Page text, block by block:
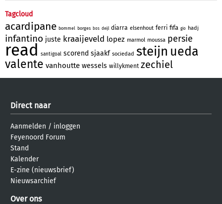
Tagcloud
acardipane bommel borges bos deijl diarra elsenhout ferri fifa gio hadj
infantino juste kraaijeveld lopez marmol moussa persie
read santigoal scorend sjaakf sociedad steijn ueda
valente vanhoutte wessels willykment zechiel
Direct naar
Aanmelden / inloggen
Feyenoord Forum
Stand
Kalender
E-zine (nieuwsbrief)
Nieuwsarchief
Over ons